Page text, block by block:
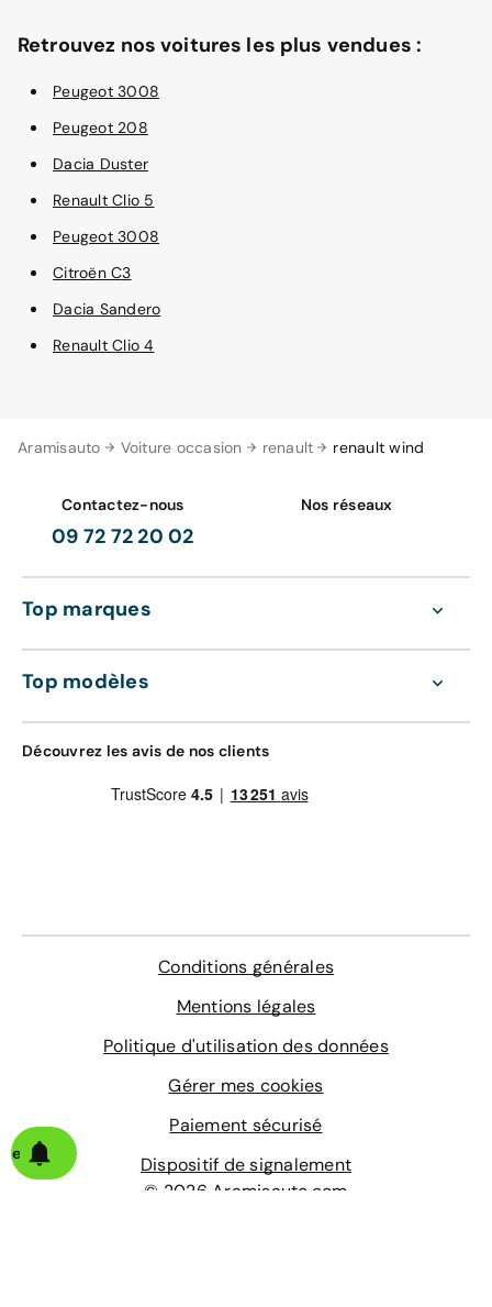
Aramisauto Voiture occasion renault renault wind
Retrouvez nos voitures les plus vendues :
Peugeot 3008
Peugeot 208
Dacia Duster
Renault Clio 5
Peugeot 3008
Citroën C3
Dacia Sandero
Renault Clio 4
Contactez-nous
09 72 72 20 02
Nos réseaux
Top marques
Top modèles
Découvrez les avis de nos clients
Conditions générales
Mentions légales
Politique d'utilisation des données
Gérer mes cookies
Paiement sécurisé
Dispositif de signalement
© 2026 Aramisauto.com